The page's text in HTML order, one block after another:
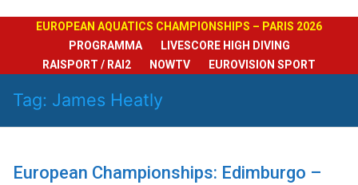
EUROPEAN AQUATICS CHAMPIONSHIPS – PARIS 2026
PROGRAMMA
LIVESCORE HIGH DIVING
RAISPORT / RAI2
NOWTV EUROVISION SPORT
Tag: James Heatly
European Championships: Edimburgo –